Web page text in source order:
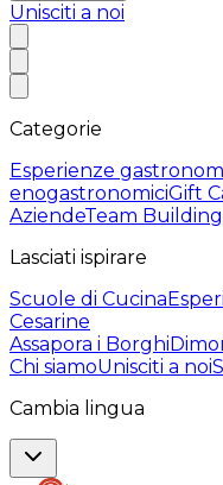
Unisciti a noi
Categorie
Esperienze
enogastronomiciGift
AziendeTeam Building
Lasciati ispirare
Scuole di Cucina
Cesarine
Assapora i Borghi
Chi siamoUnisciti a noi
Cambia lingua